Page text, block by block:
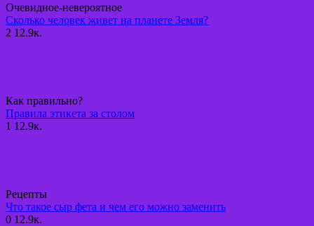
Очевидное-невероятное
Сколько человек живет на планете Земля?
2 12.9к.
Как правильно?
Правила этикета за столом
1 12.9к.
Рецепты
Что такое сыр фета и чем его можно заменить
0 12.9к.